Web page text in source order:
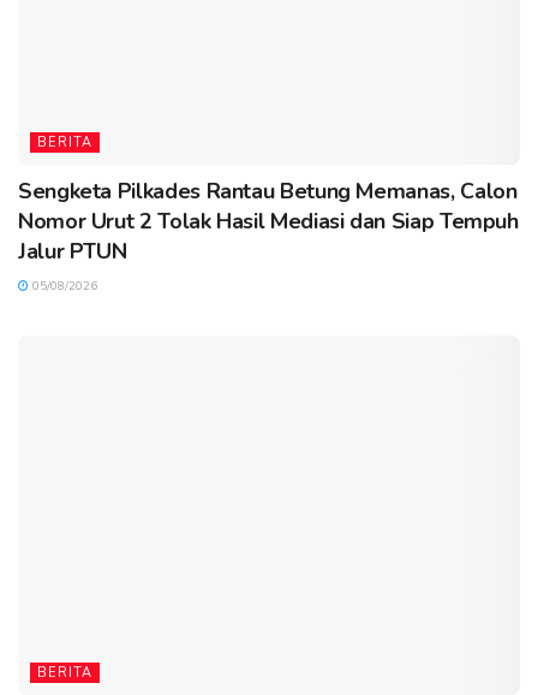
BERITA
Sengketa Pilkades Rantau Betung Memanas, Calon
Nomor Urut 2 Tolak Hasil Mediasi dan Siap Tempuh
Jalur PTUN
05/08/2026
BERITA